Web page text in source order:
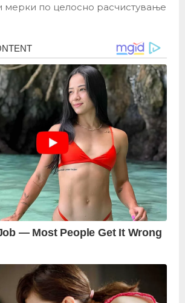
мерки по целосно расчистување